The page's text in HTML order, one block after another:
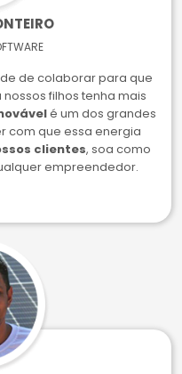
de colaborar para que
filhos tenha mais
é um dos grandes
com que essa energia
clientes, soa como
empreendedor.